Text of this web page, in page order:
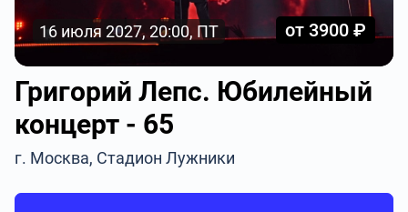
16 июля 2027, 20:00, ПТ от 3900 ₽
Григорий Лепс. Юбилейный
концерт - 65
г. Москва, Стадион Лужники